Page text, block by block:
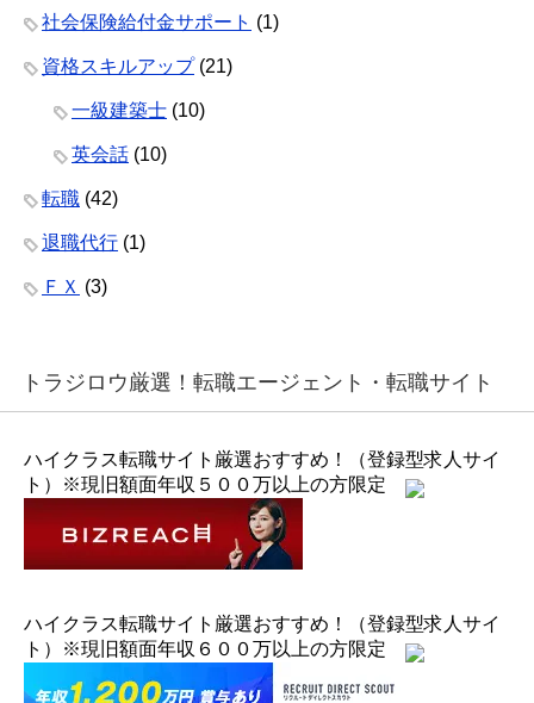
社会保険給付金サポート (1)
資格スキルアップ(21)
一級建築士 (10)
英会話 (10)
転職 (42)
退職代行 (1)
ＦＸ (3)
トラジロウ厳選！転職エージェント・転職サイト
ハイクラス転職サイト厳選おすすめ！（登録型求人サイ
ト）※現旧額面年収５００万以上の方限定
ハイクラス転職サイト厳選おすすめ！（登録型求人サイ
ト）※現旧額面年収６００万以上の方限定